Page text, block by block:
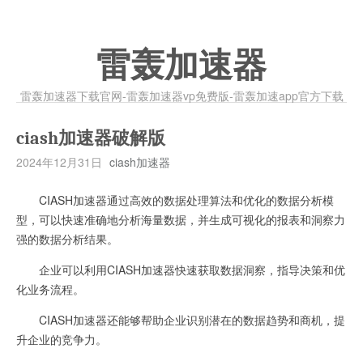
雷轰加速器
雷轰加速器下载官网-雷轰加速器vp免费版-雷轰加速app官方下载
ciash加速器破解版
2024年12月31日 ciash加速器
CIASH加速器通过高效的数据处理算法和优化的数据分析模
型，可以快速准确地分析海量数据，并生成可视化的报表和洞察力
强的数据分析结果。
企业可以利用CIASH加速器快速获取数据洞察，指导决策和优
化业务流程。
CIASH加速器还能够帮助企业识别潜在的数据趋势和商机，提
升企业的竞争力。